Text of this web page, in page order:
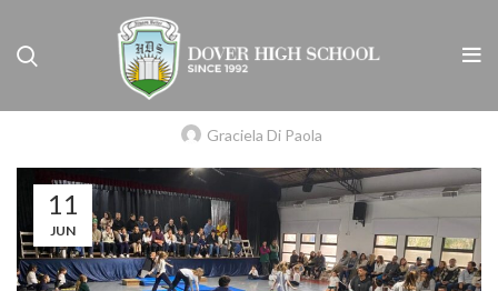
NIVEL INICIAL
MUESTRAS DE INICIACIÓN EN GIMNASIA
Graciela Di Paola
11
JUN